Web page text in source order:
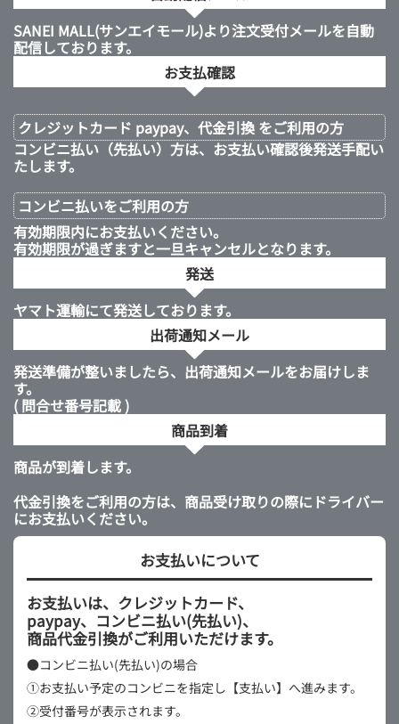
SANEI MALL(サンエイモール)より注文受付メールを自動
配信しております。
お支払確認
クレジットカード paypay、代金引換 をご利用の方
コンビニ払い（先払い）方は、お支払い確認後発送手配い
たします。
コンビニ払いをご利用の方
有効期限内にお支払いください。
有効期限が過ぎますと一旦キャンセルとなります。
発送
ヤマト運輸にて発送しております。
出荷通知メール
発送準備が整いましたら、出荷通知メールをお届けしま
す。
( 問合せ番号記載 )
商品到着
商品が到着します。
代金引換をご利用の方は、商品受け取りの際にドライバー
にお支払いください。
お支払いについて
お支払いは、クレジットカード、
paypay、コンビニ払い(先払い)、
商品代金引換がご利用いただけます。
●コンビニ払い(先払い)の場合
①お支払い予定のコンビニを指定し【支払い】へ進みます。
②受付番号が表示されます。